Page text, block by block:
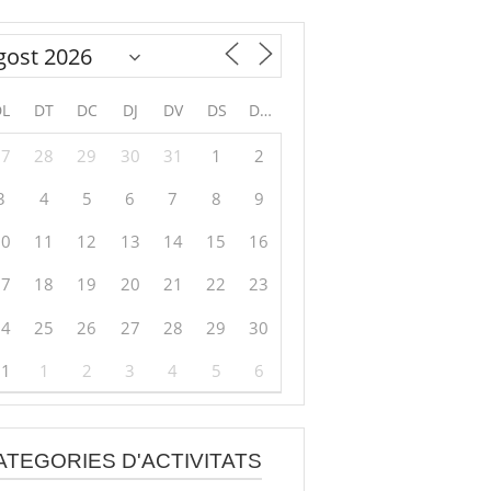
DT DC DJ DV DS DG
28 29 30 31 1
2
4 5 6 7 8
9
11 12 13 14 15
16
18 19 20 21 22
23
25 26 27 28 29
30
1 2 3 4 5 6
D'ACTIVITATS